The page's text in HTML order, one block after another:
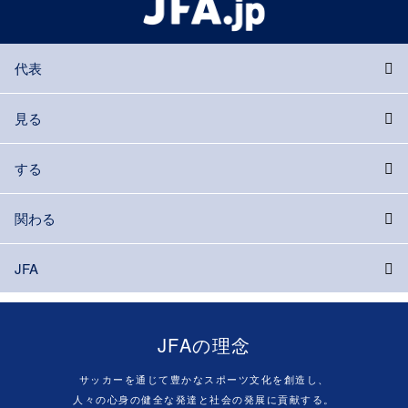
代表
見る
する
関わる
JFA
JFAの理念
サッカーを通じて豊かなスポーツ文化を創造し、
人々の心身の健全な発達と社会の発展に貢献する。